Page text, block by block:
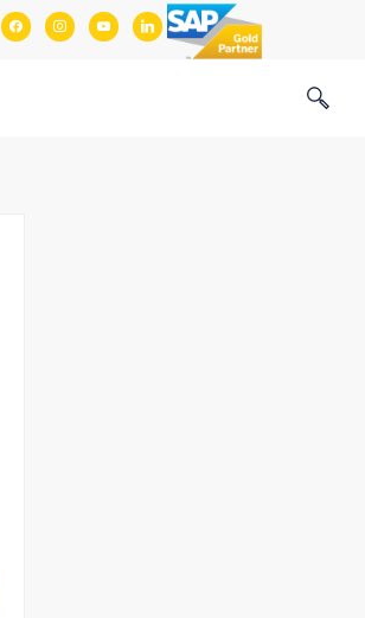
facebookinstagram
youtubelinkedin